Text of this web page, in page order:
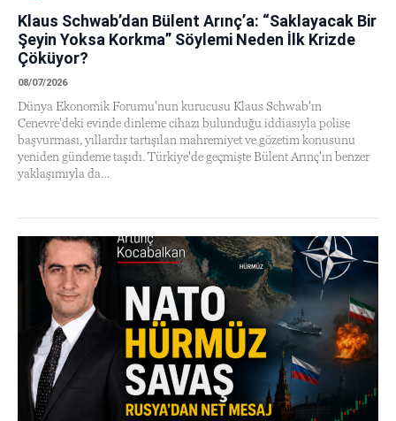
Klaus Schwab’dan Bülent Arınç’a: “Saklayacak Bir
Şeyin Yoksa Korkma” Söylemi Neden İlk Krizde
Çöküyor?
08/07/2026
Dünya Ekonomik Forumu'nun kurucusu Klaus Schwab'ın
Cenevre'deki evinde dinleme cihazı bulunduğu iddiasıyla polise
başvurması, yıllardır tartışılan mahremiyet ve gözetim konusunu
yeniden gündeme taşıdı. Türkiye'de geçmişte Bülent Arınç'ın benzer
yaklaşımıyla da…